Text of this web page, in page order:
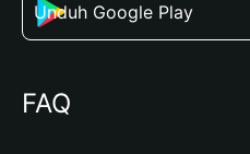
Unduh Google Play
FAQ